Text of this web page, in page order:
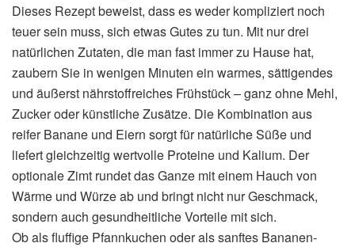
Dieses Rezept beweist, dass es weder kompliziert noch
teuer sein muss, sich etwas Gutes zu tun. Mit nur drei
natürlichen Zutaten, die man fast immer zu Hause hat,
zaubern Sie in wenigen Minuten ein warmes, sättigendes
und äußerst nährstoffreiches Frühstück – ganz ohne Mehl,
Zucker oder künstliche Zusätze. Die Kombination aus
reifer Banane und Eiern sorgt für natürliche Süße und
liefert gleichzeitig wertvolle Proteine und Kalium. Der
optionale Zimt rundet das Ganze mit einem Hauch von
Wärme und Würze ab und bringt nicht nur Geschmack,
sondern auch gesundheitliche Vorteile mit sich.
Ob als fluffige Pfannkuchen oder als sanftes Bananen-